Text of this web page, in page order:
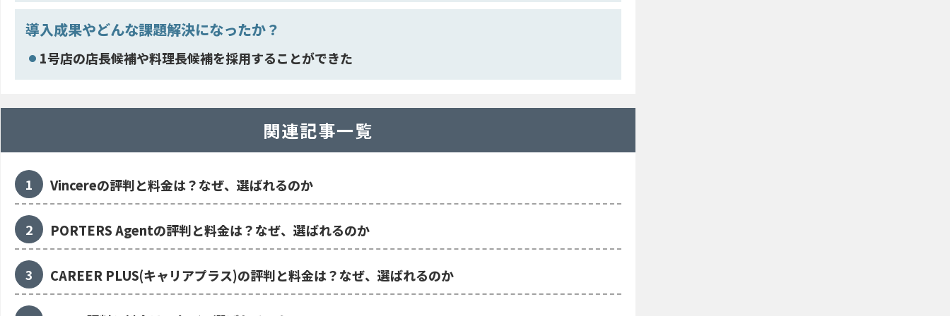
導入成果やどんな課題解決になったか？
1号店の店長候補や料理長候補を採用することができた
関連記事一覧
Vincereの評判と料金は？なぜ、選ばれるのか
PORTERS Agentの評判と料金は？なぜ、選ばれるのか
CAREER PLUS(キャリアプラス)の評判と料金は？なぜ、選ばれるのか